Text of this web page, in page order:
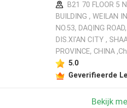
B21 70 FLOOR 5
BUILDING , WEILAN
NO.53, DAQING
DIS.XI'AN CITY ,
PROVINCE, CHINA
5.0
Geverifieerde
Bekijk